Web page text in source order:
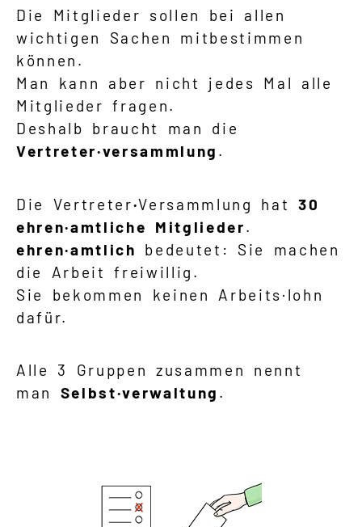
Die Mitglieder sollen bei allen
wichtigen Sachen mitbestimmen
können.
Man kann aber nicht jedes Mal alle
Mitglieder fragen.
Deshalb braucht man die
Vertreter·versammlung .
Die Vertreter·Versammlung hat30
ehren·amtliche Mitglieder.
ehren·amtlich
bedeutet: Sie machen
die Arbeit freiwillig.
Sie bekommen keinen Arbeits·lohn
dafür.
Alle 3 Gruppen zusammen nennt
man Selbst·verwaltung .